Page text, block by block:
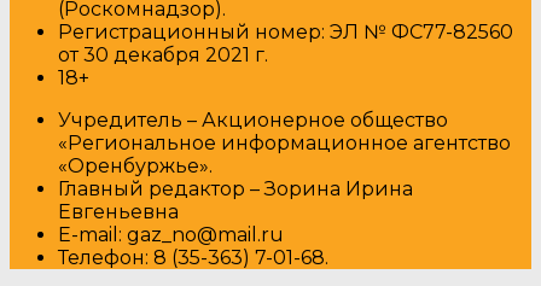
(Роскомнадзор).
Регистрационный номер: ЭЛ № ФС77-82560
от 30 декабря 2021 г.
18+
Учредитель – Акционерное общество
«Региональное информационное агентство
«Оренбуржье».
Главный редактор – Зорина Ирина
Евгеньевна
E-mail: gaz_no@mail.ru
Телефон: 8 (35-363) 7-01-68.